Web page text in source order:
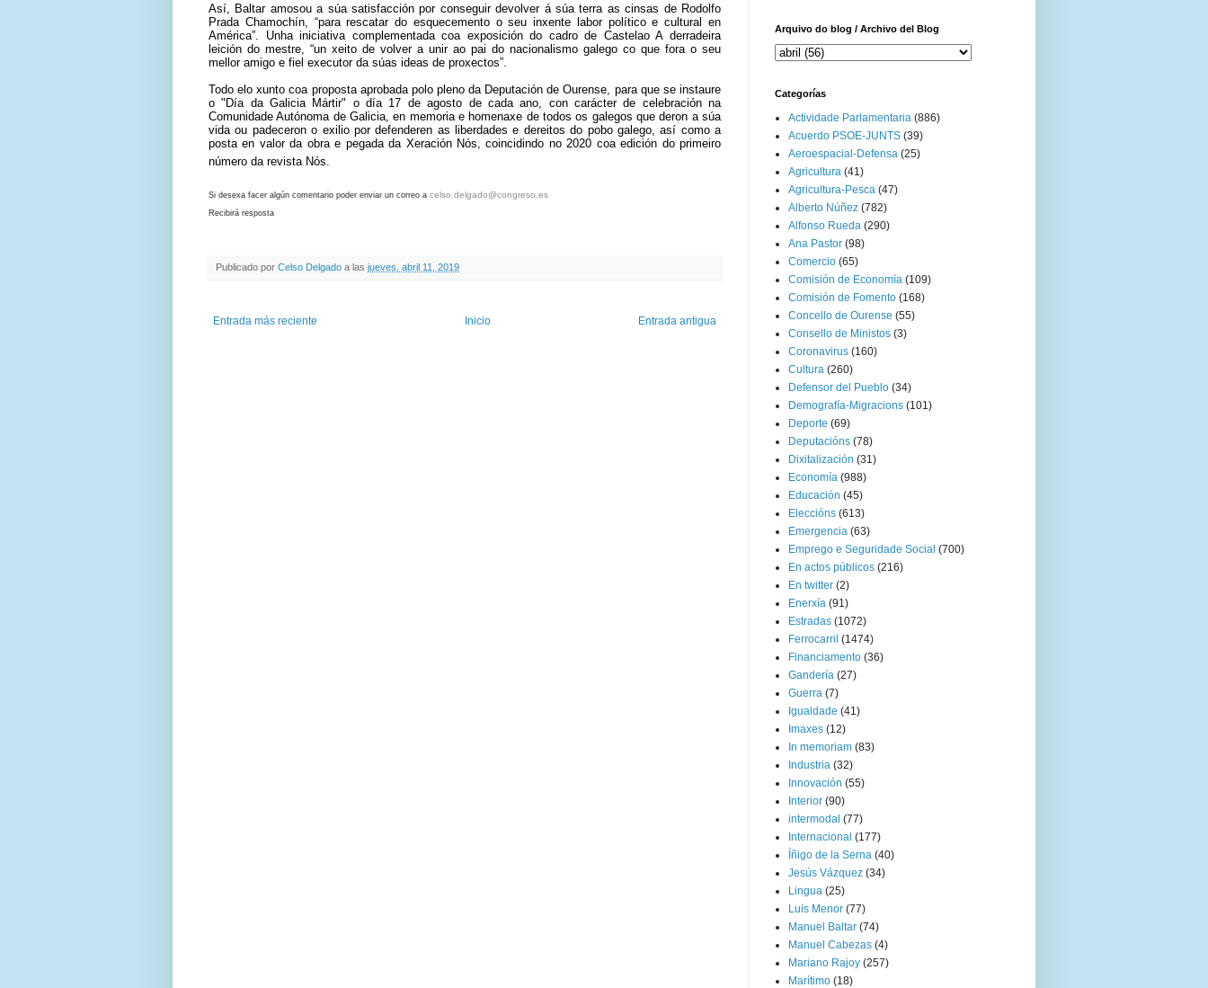
Así, Baltar amosou a súa satisfacción por conseguir devolver á súa terra as cinsas de Rodolfo
Prada Chamochín, “para rescatar do esquecemento o seu inxente labor político e cultural en
América”. Unha iniciativa complementada coa exposición do cadro de Castelao A derradeira
leición do mestre, “un xeito de volver a unir ao pai do nacionalismo galego co que fora o seu
mellor amigo e fiel executor da súas ideas de proxectos”.
Todo elo xunto coa proposta aprobada polo pleno da Deputación de Ourense, para que se instaure
o "Día da Galicia Mártir" o día 17 de agosto de cada ano, con carácter de celebración na
Comunidade Autónoma de Galicia, en memoria e homenaxe de todos os galegos que deron a súa
vida ou padeceron o exilio por defenderen as liberdades e dereitos do pobo galego, así como a
posta en valor da obra e pegada da Xeración Nós, coincidindo no 2020 coa edición do primeiro
número da revista Nós.
Si desexa facer algún comentario poder enviar un correo a celso.delgado@congreso.es
Recibirá resposta
Publicado por Celso Delgado a las jueves, abril 11, 2019
Entrada más reciente Entrada antigua
Inicio
Arquivo do blog / Archivo del Blog
Categorías
Actividade Parlamentaria (886)
Acuerdo PSOE-JUNTS (39)
Aeroespacial-Defensa (25)
Agricultura (41)
Agricultura-Pesca (47)
Alberto Núñez (782)
Alfonso Rueda (290)
Ana Pastor (98)
Comercio (65)
Comisión de Economía (109)
Comisión de Fomento (168)
Concello de Ourense (55)
Consello de Ministos (3)
Coronavirus (160)
Cultura (260)
Defensor del Pueblo (34)
Demografía-Migracions (101)
Deporte (69)
Deputacións (78)
Dixitalización (31)
Economía (988)
Educación (45)
Eleccións (613)
Emergencia (63)
Emprego e Seguridade Social (700)
En actos públicos (216)
En twitter (2)
Enerxía (91)
Estradas (1072)
Ferrocarril (1474)
Financiamento (36)
Gandería (27)
Guerra (7)
Igualdade (41)
Imaxes (12)
In memoriam (83)
Industria (32)
Innovación (55)
Interior (90)
intermodal (77)
Internacional (177)
Íñigo de la Serna (40)
Jesús Vázquez (34)
Lingua (25)
Luis Menor (77)
Manuel Baltar (74)
Manuel Cabezas (4)
Mariano Rajoy (257)
Marítimo (18)